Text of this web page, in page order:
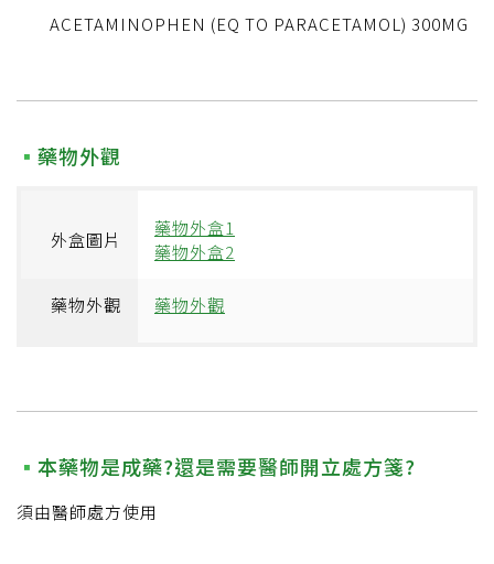
ACETAMINOPHEN (EQ TO PARACETAMOL) 300MG
藥物外觀
外盒圖片
藥物外盒1
藥物外盒2
藥物外觀 藥物外觀
本藥物是成藥?還是需要醫師開立處方箋?
須由醫師處方使用